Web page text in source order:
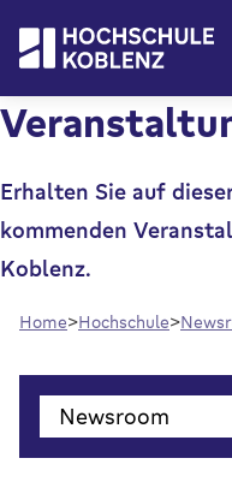
Erhalten Sie auf
kommenden
Koblenz.
Home Hochschule
Newsroom